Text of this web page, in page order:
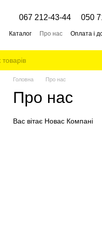
067 212-43-44 050
Каталог Про нас Оплата і
Головна Про нас
Про нас
Вас вітає Новас Компані